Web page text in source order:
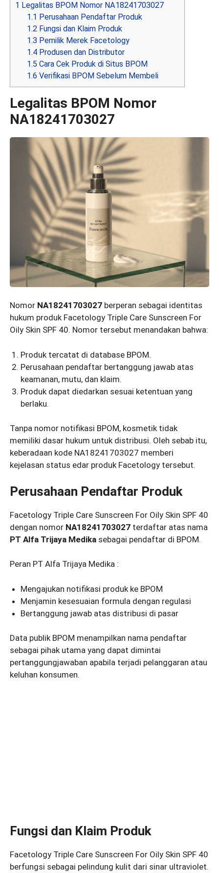
1 Legalitas BPOM Nomor NA18241703027
1.1 Perusahaan Pendaftar Produk
1.2 Fungsi dan Klaim Produk
1.3 Pemilik Merek Facetology
1.4 Produsen dan Distributor
1.5 Cara Cek Produk di Situs BPOM
1.6 Verifikasi BPOM Sebelum Membeli
Legalitas BPOM Nomor
NA18241703027
Nomor NA18241703027 berperan sebagai identitas
hukum produk Facetology Triple Care Sunscreen For
Oily Skin SPF 40. Nomor tersebut menandakan bahwa:
Produk tercatat di database BPOM.
Perusahaan pendaftar bertanggung jawab atas
keamanan, mutu, dan klaim.
Produk dapat diedarkan sesuai ketentuan yang
berlaku.
Tanpa nomor notifikasi BPOM, kosmetik tidak
memiliki dasar hukum untuk distribusi. Oleh sebab itu,
keberadaan kode NA18241703027 memberi
kejelasan status edar produk Facetology tersebut.
Perusahaan Pendaftar Produk
Facetology Triple Care Sunscreen For Oily Skin SPF 40
dengan nomor NA18241703027 terdaftar atas nama
PT Alfa Trijaya Medika sebagai pendaftar di BPOM.
Peran PT Alfa Trijaya Medika :
Mengajukan notifikasi produk ke BPOM
Menjamin kesesuaian formula dengan regulasi
Bertanggung jawab atas distribusi di pasar
Data publik BPOM menampilkan nama pendaftar
sebagai pihak utama yang dapat dimintai
pertanggungjawaban apabila terjadi pelanggaran atau
keluhan konsumen.
Fungsi dan Klaim Produk
Facetology Triple Care Sunscreen For Oily Skin SPF 40
berfungsi sebagai pelindung kulit dari sinar ultraviolet.